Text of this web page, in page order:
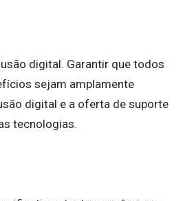
digital. Garantir que todos
sejam amplamente
digital e a oferta de suporte
tecnologias.